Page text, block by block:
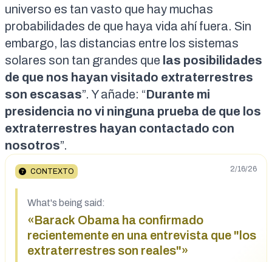
universo es tan vasto que hay muchas
probabilidades de que haya vida ahí fuera. Sin
embargo, las distancias entre los sistemas
solares son tan grandes que las posibilidades
de que nos hayan visitado extraterrestres
son escasas”. Y añade: “Durante mi
presidencia no vi ninguna prueba de que los
extraterrestres hayan contactado con
nosotros”.
CONTEXTO 2/16/26
What's being said:
«Barack Obama ha confirmado
recientemente en una entrevista que "los
extraterrestres son reales"»